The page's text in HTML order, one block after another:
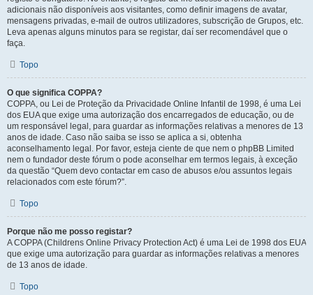
adicionais não disponíveis aos visitantes, como definir imagens de avatar,
mensagens privadas, e-mail de outros utilizadores, subscrição de Grupos, etc.
Leva apenas alguns minutos para se registar, daí ser recomendável que o
faça.
Topo
O que significa COPPA?
COPPA, ou Lei de Proteção da Privacidade Online Infantil de 1998, é uma Lei
dos EUA que exige uma autorização dos encarregados de educação, ou de
um responsável legal, para guardar as informações relativas a menores de 13
anos de idade. Caso não saiba se isso se aplica a si, obtenha
aconselhamento legal. Por favor, esteja ciente de que nem o phpBB Limited
nem o fundador deste fórum o pode aconselhar em termos legais, à exceção
da questão “Quem devo contactar em caso de abusos e/ou assuntos legais
relacionados com este fórum?”.
Topo
Porque não me posso registar?
A COPPA (Childrens Online Privacy Protection Act) é uma Lei de 1998 dos EUA
que exige uma autorização para guardar as informações relativas a menores
de 13 anos de idade.
Topo